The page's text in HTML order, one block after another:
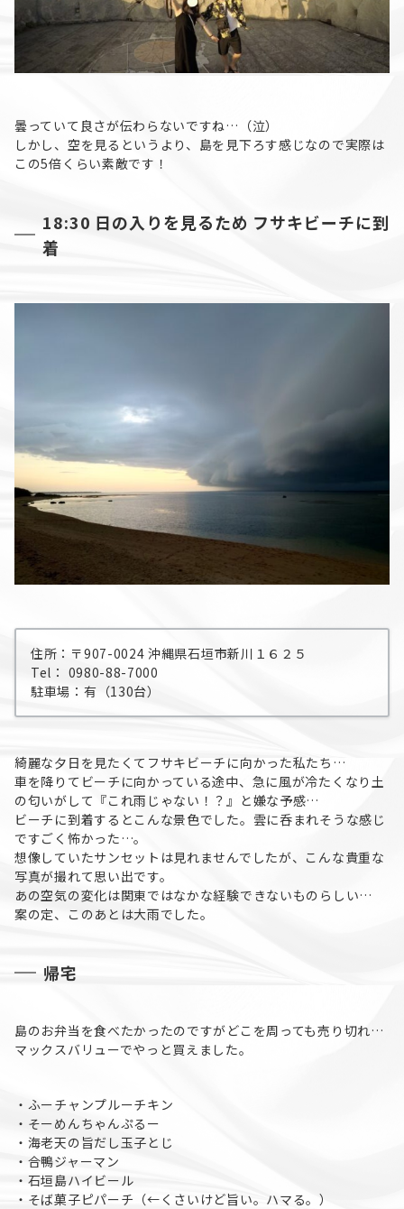
曇っていて良さが伝わらないですね…（泣）
しかし、空を見るというより、島を見下ろす感じなので実際は
この5倍くらい素敵です！
18:30 日の入りを見るため フサキビーチに到
着
住所：〒907-0024 沖縄県石垣市新川１６２５
Tel： 0980-88-7000
駐車場：有（130台）
綺麗な夕日を見たくてフサキビーチに向かった私たち…
車を降りてビーチに向かっている途中、急に風が冷たくなり土
の匂いがして『これ雨じゃない！？』と嫌な予感…
ビーチに到着するとこんな景色でした。雲に呑まれそうな感じ
ですごく怖かった…。
想像していたサンセットは見れませんでしたが、こんな貴重な
写真が撮れて思い出です。
あの空気の変化は関東ではなかな経験できないものらしい…
案の定、このあとは大雨でした。
帰宅
島のお弁当を食べたかったのですがどこを周っても売り切れ…
マックスバリューでやっと買えました。
・ふーチャンプルーチキン
・そーめんちゃんぷるー
・海老天の旨だし玉子とじ
・合鴨ジャーマン
・石垣島ハイビール
・そば菓子ピパーチ（←くさいけど旨い。ハマる。）